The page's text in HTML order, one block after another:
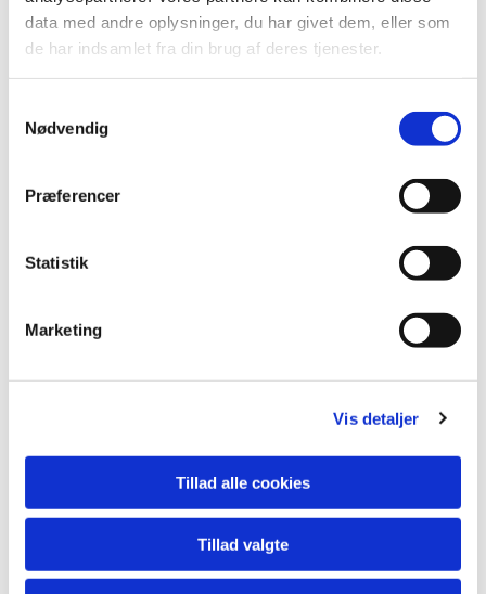
data med andre oplysninger, du har givet dem, eller som
de har indsamlet fra din brug af deres tjenester.
Nødvendig
Præferencer
Statistik
Marketing
Vis detaljer
Tillad alle cookies
Tillad valgte
b-bendsen@hotmail.com
Lillevorde Kær 11, Gudumholm
Jan Brogaard
Fælledparken 21, Gudumholm
9280 Storvorde
jabr@km.dk